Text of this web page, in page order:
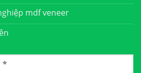
mdf veneer